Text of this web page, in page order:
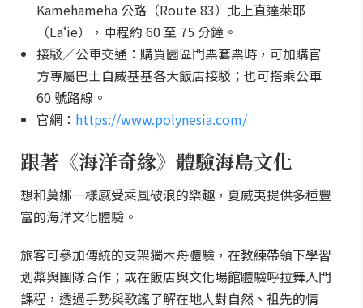
Kamehameha 公路（Route 83）北上直達萊耶
（Lāʻie），車程約 60 至 75 分鐘。
接駁／公車交通：購買園區門票套票時，可加購官
方專屬巴士自威基基各大飯店接駁；也可搭乘公車
60 號路線。
官網： https://www.polynesia.com/
跟著《海洋奇緣》體驗海島文化
想和莫娜一樣感受乘風破浪的樂趣，夏威夷提供多種豐
富的海洋文化體驗。
旅客可參加傳統的支架獨木舟體驗，在教練帶領下學習
划槳與團隊合作；或在飯店與文化場館體驗呼拉舞入門
課程，透過手勢與歌謠了解在地人對自然、祖先的情